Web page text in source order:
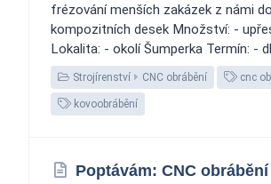
frézování menších zakázek z námi
kompozitních desek Množství: -
Lokalita: - okolí Šumperka Termín: -
Strojírenství CNC obrábění cnc
kovoobrábění
Poptávám: CNC